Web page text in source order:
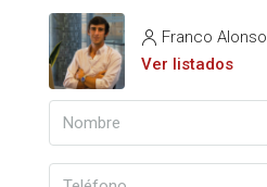
Franco Alonso
Ver listados